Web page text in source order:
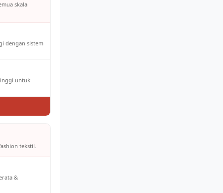
skala
dengan sistem
untuk
tekstil.
&